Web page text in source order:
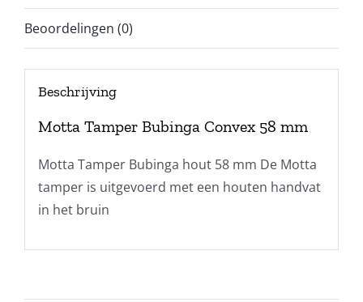
Beoordelingen (0)
Beschrijving
Motta Tamper Bubinga Convex 58 mm
Motta Tamper Bubinga hout 58 mm De Motta
tamper is uitgevoerd met een houten handvat
in het bruin